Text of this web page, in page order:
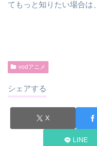
てもっと知りたい場合は
vodアニメ
シェアする
X
LINE